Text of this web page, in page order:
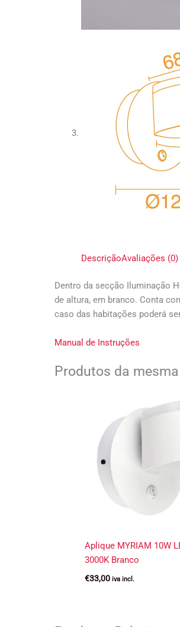
DescriçãoAvaliações (0)
Dentro da secção Iluminação
de altura, em branco. Conta
caso das habitações poderá
Manual de Instruções
Produtos da
Aplique MYRIAM 10W
3000K Branco
€33,00 iva incl.